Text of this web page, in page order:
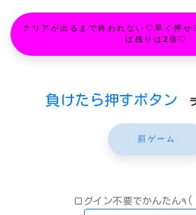
クリアが出るまで終われない♡早く押せ♡ 今日中にできな
ば残りは2倍♡
負けたら押すボタン
罰ゲーム